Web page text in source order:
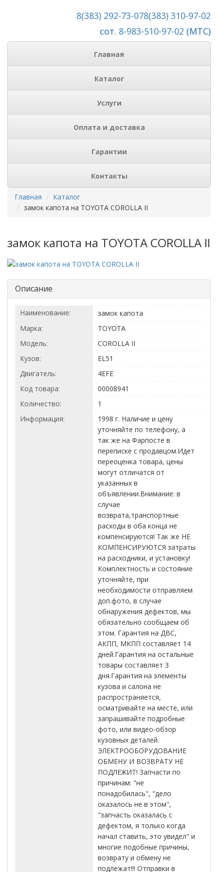
8(383) 310-97-02
8(383) 292-73-07
сот. 8-983-510-97-02 (МТС)
Главная
Каталог
Услуги
Оплата и доставка
Гарантии
Контакты
Главная
Каталог
замок капота на TOYOTA COROLLA II
замок капота на TOYOTA COROLLA II
Описание
Наименование:
замок капота
Марка:
TOYOTA
Модель:
COROLLA II
Кузов:
EL51
Двигатель:
4EFE
Код товара:
00008941
Количество:
1
Информация:
1998 г. Наличие и цену
уточняйте по телефону, а
так же на Фарпосте в
переписке с продавцом.Идет
переоценка товара, цены
могут отличатся от
указанных в
объявлении.Внимание: в
случае
возврата,транспортные
расходы в оба конца не
компенсируются! Так же НЕ
КОМПЕНСИРУЮТСЯ затраты
на расходники, и установку!
Комплектность и состояние
уточняйте, при
необходимости отправляем
доп.фото, в случае
обнаружения дефектов, мы
обязательно сообщаем об
этом. Гарантия на ДВС,
АКПП, МКПП составляет 14
дней.Гарантия на остальные
товары составляет 3
дня.Гарантия на элементы
кузова и салона не
распространяется,
осматривайте на месте, или
запрашивайте подробные
фото, или видео-обзор
кузовных деталей.
ЭЛЕКТРООБОРУДОВАНИЕ
ОБМЕНУ И ВОЗВРАТУ НЕ
ПОДЛЕЖИТ! Запчасти по
причинам: "не
понадобилась", "дело
оказалось не в этом",
"запчасть оказалась с
дефектом, я только когда
начал ставить, это увидел" и
многие подобные причины,
возврату и обмену не
подлежат!!! Отправки в